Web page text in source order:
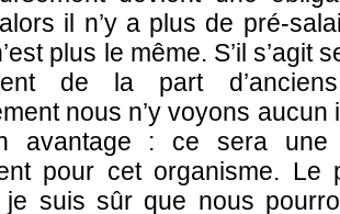
il n’y a plus de pré-
plus le même. S’il s’agit
de la part
nous n’y voyons
avantage : ce sera une
pour cet organisme.
je suis sûr que nous